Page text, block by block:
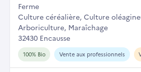
Ferme
Culture céréalière, Culture
Arboriculture, Maraîchage
32430 Encausse
100% Bio Vente aux professionnels